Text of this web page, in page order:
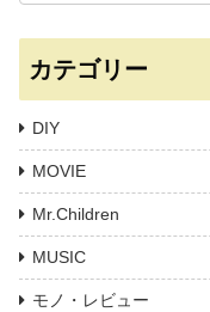
カテゴリー
DIY
MOVIE
Mr.Children
MUSIC
モノ・レビュー